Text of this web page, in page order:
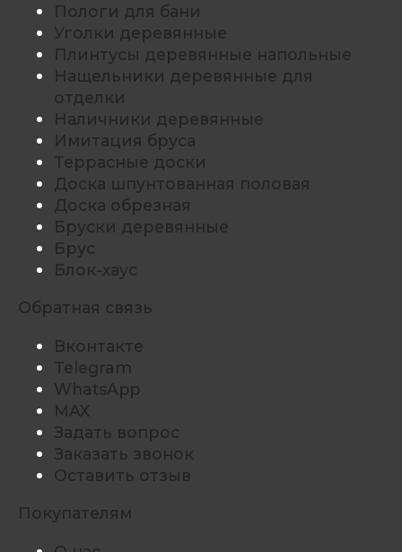
Пологи для бани
Уголки деревянные
Плинтусы деревянные напольные
Нащельники деревянные для
отделки
Наличники деревянные
Имитация бруса
Террасные доски
Доска шпунтованная половая
Доска обрезная
Бруски деревянные
Брус
Блок-хаус
Обратная связь
Вконтакте
Telegram
WhatsApp
MAX
Задать вопрос
Заказать звонок
Оставить отзыв
Покупателям